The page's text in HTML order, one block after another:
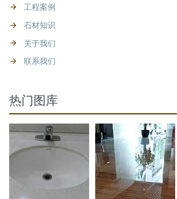
工程案例
石材知识
关于我们
联系我们
热门图库